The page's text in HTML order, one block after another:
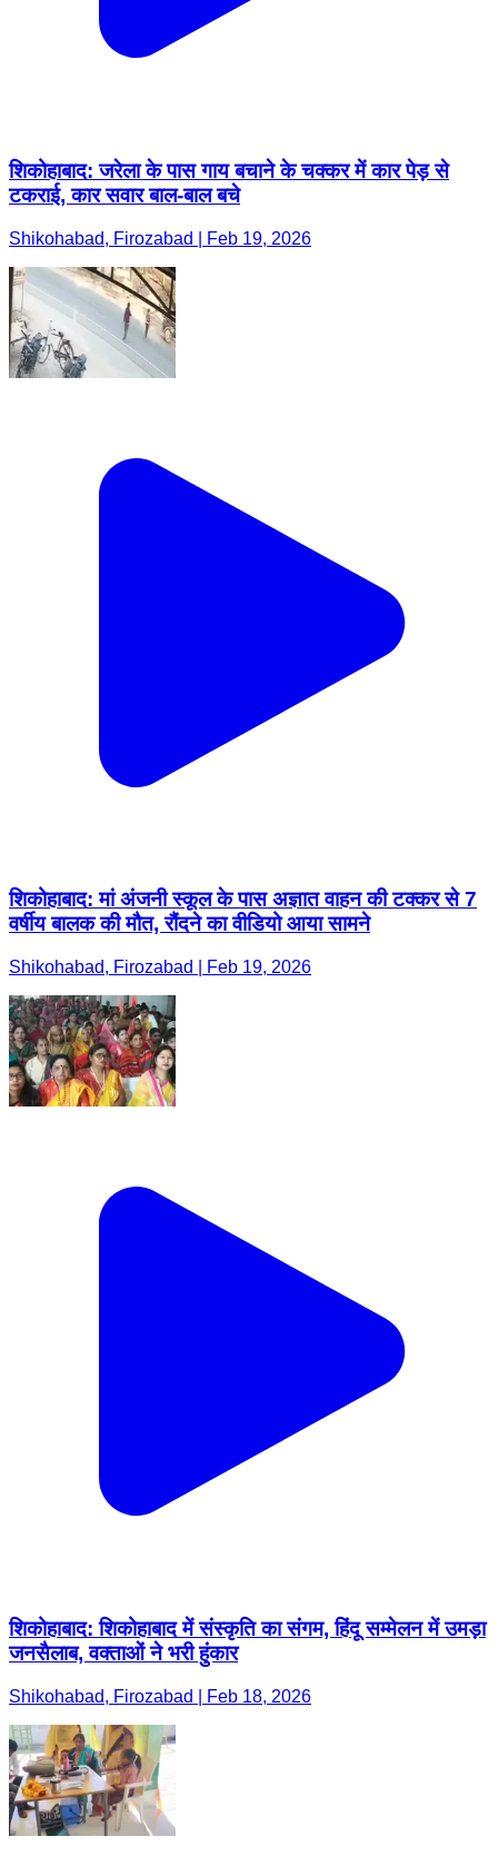
शिकोहाबाद: जरेला के पास गाय बचाने के चक्कर में कार पेड़ से
टकराई, कार सवार बाल-बाल बचे
Shikohabad, Firozabad | Feb 19, 2026
शिकोहाबाद: मां अंजनी स्कूल के पास अज्ञात वाहन की टक्कर से 7
वर्षीय बालक की मौत, रौंदने का वीडियो आया सामने
Shikohabad, Firozabad | Feb 19, 2026
शिकोहाबाद: शिकोहाबाद में संस्कृति का संगम, हिंदू सम्मेलन में उमड़ा
जनसैलाब, वक्ताओं ने भरी हुंकार
Shikohabad, Firozabad | Feb 18, 2026